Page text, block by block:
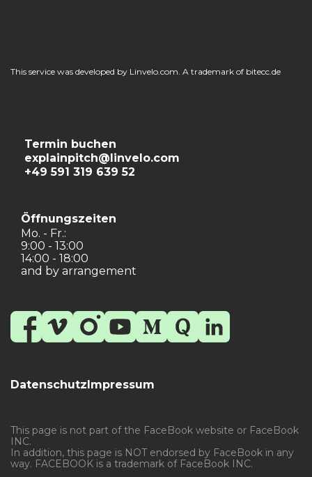
This service was developed by Linvelo.com. A trademark of bitecc.de
DatenschutzImpressum
Termin buchen
explainpitch@linvelo.com
+49 591 319 639 52
Öffnungszeiten
Mo. - Fr.:
9:00 - 13:00
14:00 - 18:00
and by arrangement
This page is not part of the FaceBook website or FaceBook
INC.
In addition, this page is NOT endorsed by FaceBook in any
way. FACEBOOK is a trademark of FaceBook INC.